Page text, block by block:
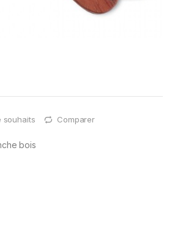
souhaits Comparer
bois